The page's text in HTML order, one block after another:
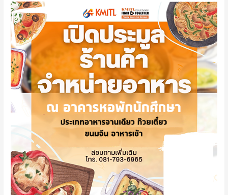
ประกาศ
ประมูล
ร้าน
ค้า
จำหน่าย
อาหาร
จาน
เดียว
ก๊วย
เตี๋ยว